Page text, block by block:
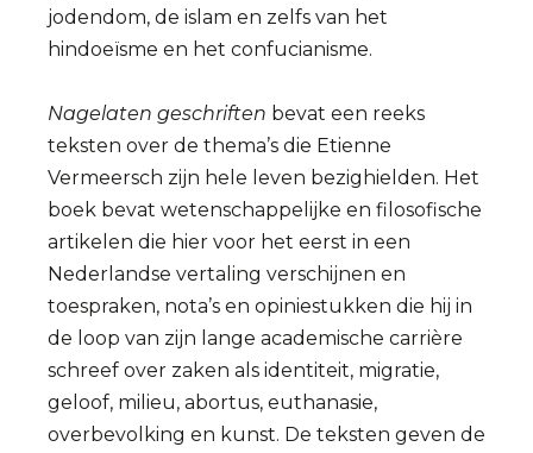
jodendom, de islam en zelfs van het
hindoeïsme en het confucianisme.
Nagelaten geschriften bevat een reeks
teksten over de thema’s die Etienne
Vermeersch zijn hele leven bezighielden. Het
boek bevat wetenschappelijke en filosofische
artikelen die hier voor het eerst in een
Nederlandse vertaling verschijnen en
toespraken, nota’s en opiniestukken die hij in
de loop van zijn lange academische carrière
schreef over zaken als identiteit, migratie,
geloof, milieu, abortus, euthanasie,
overbevolking en kunst. De teksten geven de